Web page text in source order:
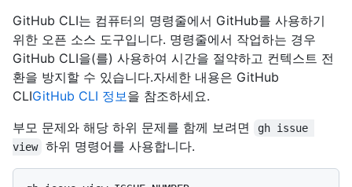
GitHub CLI는 컴퓨터의 명령줄에서 GitHub를 사용하기
위한 오픈 소스 도구입니다. 명령줄에서 작업하는 경우
GitHub CLI을(를) 사용하여 시간을 절약하고 컨텍스트 전
환을 방지할 수 있습니다.자세한 내용은 GitHub
CLIGitHub CLI 정보 을 참조하세요.
부모 문제와 해당 하위 문제를 함께 보려면
gh issue
view
하위 명령어를 사용합니다.